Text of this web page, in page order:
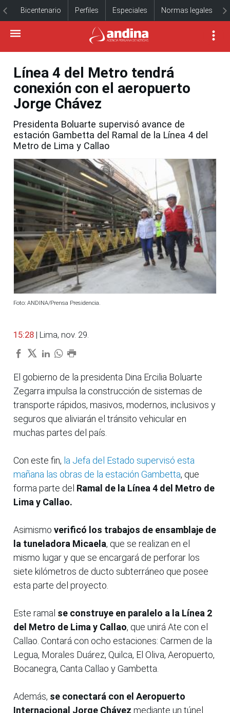
Bicentenario Perfiles Especiales Normas legales
Línea 4 del Metro tendrá
conexión con el aeropuerto
Jorge Chávez
Presidenta Boluarte supervisó avance de
estación Gambetta del Ramal de la Línea 4 del
Metro de Lima y Callao
Foto: ANDINA/Prensa Presidencia.
15:28 | Lima, nov. 29.
El gobierno de la presidenta Dina Ercilia Boluarte
Zegarra impulsa la construcción de sistemas de
transporte rápidos, masivos, modernos, inclusivos y
seguros que aliviarán el tránsito vehicular en
muchas partes del país.
Con este fin, la Jefa del Estado supervisó esta
mañana las obras de la estación Gambetta, que
forma parte del Ramal de la Línea 4 del Metro de
Lima y Callao.
Asimismo verificó los trabajos de ensamblaje de
la tuneladora Micaela, que se realizan en el
mismo lugar y que se encargará de perforar los
siete kilómetros de ducto subterráneo que posee
esta parte del proyecto.
Este ramal se construye en paralelo a la Línea 2
del Metro de Lima y Callao, que unirá Ate con el
Callao. Contará con ocho estaciones: Carmen de la
Legua, Morales Duárez, Quilca, El Oliva, Aeropuerto,
Bocanegra, Canta Callao y Gambetta.
Además, se conectará con el Aeropuerto
Internacional Jorge Chávez mediante un túnel